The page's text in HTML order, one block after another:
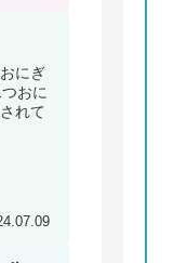
にぎ
おに
れて